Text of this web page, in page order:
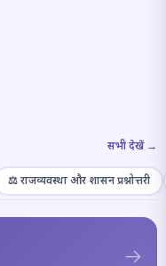
सभी देखें →
⚖️ राजव्यवस्था और शासन प्रश्नोत्तरी